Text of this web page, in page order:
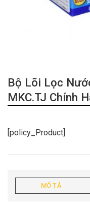
Bộ Lõi Lọc
MKC.TJ Chính
[policy_Product]
MÔ TẢ